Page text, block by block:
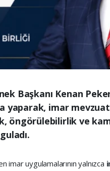
Başkanı Kenan
yaparak, imar
öngörülebilirlik ve
imar uygulamalarının yalnızca